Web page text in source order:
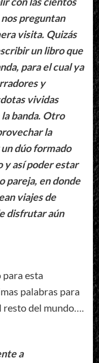
preguntan
visita. Quizás
un libro que
para el cual ya
y
vividas
banda. Otro
la
dúo formado
y así poder estar
pareja, en donde
viajes de
disfrutar aún
para esta
palabras para
resto del mundo….
a